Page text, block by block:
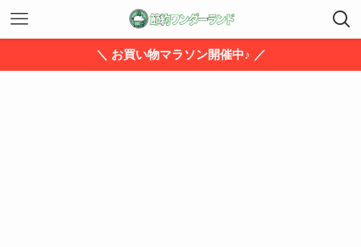
＼ お買い物マラソン開催中♪ ／